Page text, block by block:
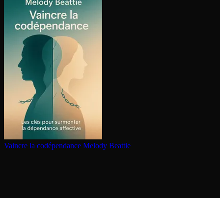
Vaincre la co­dé­pen­dance Melody Beattie